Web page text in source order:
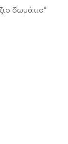
δωμάτιο”